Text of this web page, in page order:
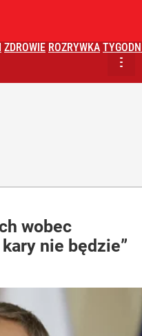
ZDROWIE ROZRYWKA
wobec
nie będzie”